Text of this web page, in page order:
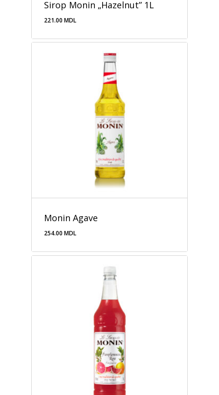
Sirop Monin „Hazelnut” 1L
221.00 MDL
Monin Agave
254.00 MDL